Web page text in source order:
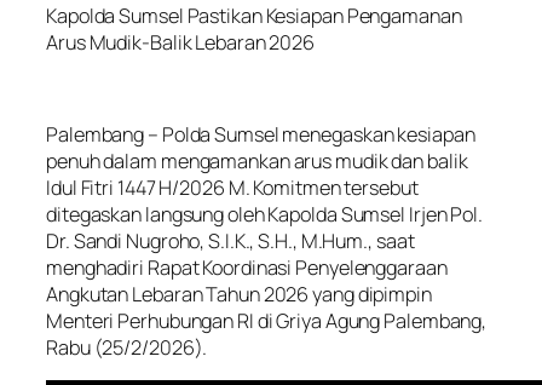
Kapolda Sumsel Pastikan Kesiapan Pengamanan
Arus Mudik-Balik Lebaran 2026
Palembang – Polda Sumsel menegaskan kesiapan
penuh dalam mengamankan arus mudik dan balik
Idul Fitri 1447 H/2026 M. Komitmen tersebut
ditegaskan langsung oleh Kapolda Sumsel Irjen Pol.
Dr. Sandi Nugroho, S.I.K., S.H., M.Hum., saat
menghadiri Rapat Koordinasi Penyelenggaraan
Angkutan Lebaran Tahun 2026 yang dipimpin
Menteri Perhubungan RI di Griya Agung Palembang,
Rabu (25/2/2026).